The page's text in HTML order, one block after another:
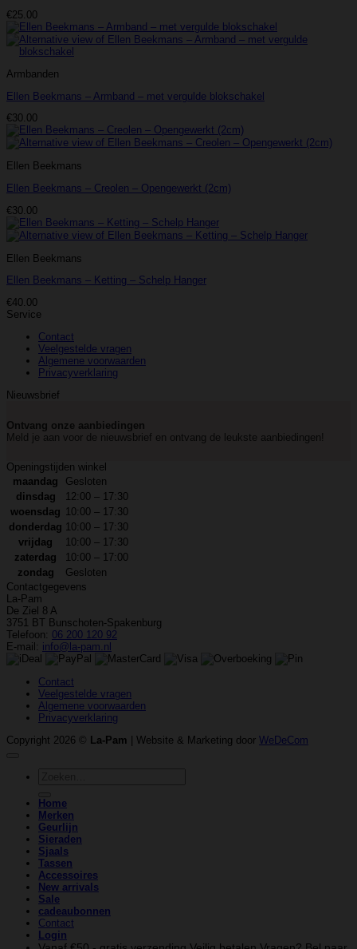
€25.00
Armbanden
Ellen Beekmans – Armband – met vergulde blokschakel
€30.00
Ellen Beekmans
Ellen Beekmans – Creolen – Opengewerkt (2cm)
€30.00
Ellen Beekmans
Ellen Beekmans – Ketting – Schelp Hanger
€40.00
Service
Contact
Veelgestelde vragen
Algemene voorwaarden
Privacyverklaring
Nieuwsbrief
Ontvang onze aanbiedingen
Meld je aan voor de nieuwsbrief en ontvang de leukste aanbiedingen!
Openingstijden winkel
maandag
Gesloten
dinsdag
12:00 – 17:30
woensdag 10:00 – 17:30
donderdag 10:00 – 17:30
vrijdag
10:00 – 17:30
zaterdag
10:00 – 17:00
zondag
Gesloten
Contactgegevens
La-Pam
De Ziel 8 A
3751 BT Bunschoten-Spakenburg
Telefoon: 06 200 120 92
E-mail: info@la-pam.nl
Contact
Veelgestelde vragen
Algemene voorwaarden
Privacyverklaring
Copyright 2026 ©
La-Pam | Website & Marketing door WeDeCom
Home
Merken
Geurlijn
Sieraden
Sjaals
Tassen
Accessoires
New arrivals
Sale
cadeaubonnen
Contact
Login